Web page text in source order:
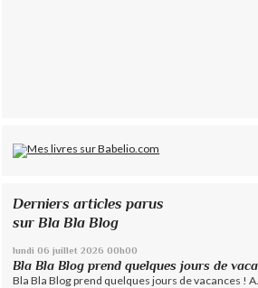
Derniers articles parus
sur Bla Bla Blog
lundi 06 juillet 2026 00h00
Bla Bla Blog prend quelques jours de
Bla Bla Blog prend quelques jours de vacances ! A...